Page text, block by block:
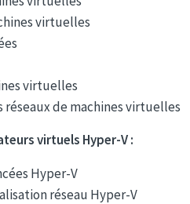
virtuelles
virtuelles
de machines virtuelles
virtuels Hyper-V :
Hyper-V
réseau Hyper-V